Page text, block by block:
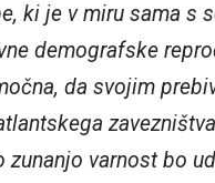
ki je v miru sama s
demografske
da svojim
zavezništva
zunanjo varnost bo